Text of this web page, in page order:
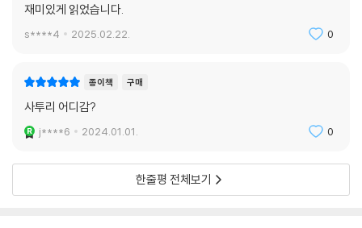
재미있게 읽었습니다.
s****4 2025.02.22. 0
종이책 구매
사투리 어디감?
j****6 2024.01.01. 0
한줄평 전체보기